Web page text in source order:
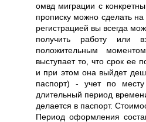
омвд миграции с
прописку можно сделать
регистрацией вы всегда
получить работу или
положительным
выступает то, что срок ее
и при этом она выйдет
паспорт) - учет по
длительный период
делается в паспорт.
Период оформления